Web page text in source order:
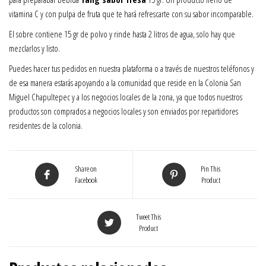
vitamina C y con pulpa de fruta que te hará refrescarte con su sabor incomparable.
El sobre contiene 15 gr de polvo y rinde hasta 2 litros de agua, solo hay que
mezclarlos y listo.
Puedes hacer tus pedidos en nuestra plataforma o a través de nuestros teléfonos y
de esa manera estarás apoyando a la comunidad que reside en la Colonia San
Miguel Chapultepec y a los negocios locales de la zona, ya que todos nuestros
productos son comprados a negocios locales y son enviados por repartidores
residentes de la colonia.
Share on
Facebook
Pin This
Product
Tweet This
Product